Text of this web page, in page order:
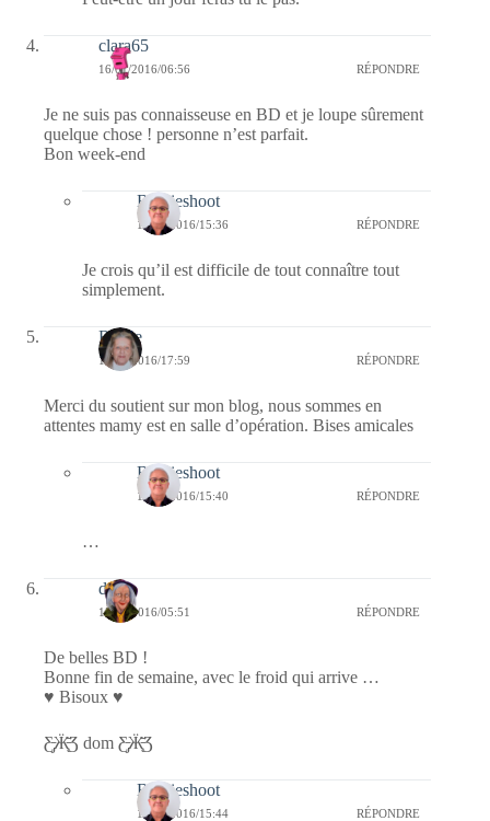
clara65
16/01/2016/06:56 RÉPONDRE
Je ne suis pas connaisseuse en BD et je loupe sûrement
quelque chose ! personne n’est parfait.
Bon week-end
Bernieshoot
18/01/2016/15:36 RÉPONDRE
Je crois qu’il est difficile de tout connaître tout
simplement.
Renee
15/01/2016/17:59 RÉPONDRE
Merci du soutient sur mon blog, nous sommes en
attentes mamy est en salle d’opération. Bises amicales
Bernieshoot
18/01/2016/15:40 RÉPONDRE
…
dom
15/01/2016/05:51 RÉPONDRE
De belles BD !
Bonne fin de semaine, avec le froid qui arrive …
♥ Bisoux ♥
Ƹ̵̡Ӝ̵̨̄Ʒ dom Ƹ̵̡Ӝ̵̨̄Ʒ
Bernieshoot
18/01/2016/15:44 RÉPONDRE